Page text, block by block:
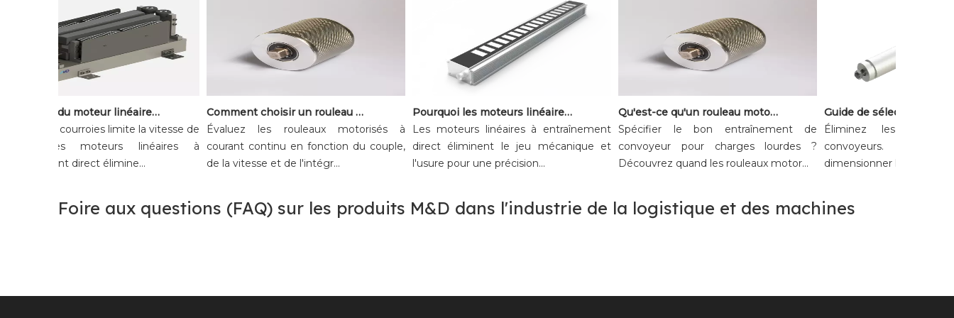
Avantages du moteur linéaire à aimant permanent pour les systèmes de tri à grande vitesse
des courroies limite la vitesse de
? Les moteurs linéaires à
direct élimine...
Comment choisir un rouleau motorisé à courant continu pour le tri et l'automatisation des convoyeurs
Évaluez les rouleaux motorisés à
courant continu en fonction du couple,
de la vitesse et de l'intégr...
Pourquoi les moteurs linéaires remplacent la transmission mécanique dans certains systèmes
Les moteurs linéaires à entraînement
direct éliminent le jeu mécanique et
l'usure pour une précision...
Qu'est-ce qu'un rouleau motorisé à courant alternatif et quand devriez-vous en utiliser un ?
Spécifier le bon entraînement de
convoyeur pour charges lourdes ?
Découvrez quand les rouleaux motor...
Éliminez les temps
convoyeurs. Guide
dimensionner les rouleaux
Foire aux questions (FAQ) sur les produits M&D dans l'industrie de la logistique et des machines